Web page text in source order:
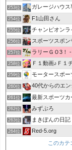
253位 ガレージハウス専
254位 F1山田さん
255位 チャンピオン
256位 スポーツスポン
257位 ラリーＧＯ3！ -
258位 Ｆ１動画♪Ｆ１
259位 モータースポー
260位 40代からのエ
261位 最新スポーツカ
262位 みずぶろ
263位 まきぽんの日記
264位 Red-5.org
このカテ